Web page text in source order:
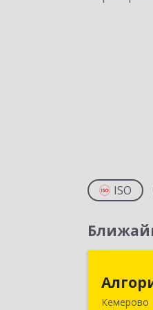
ISO
Кемерово
650043,